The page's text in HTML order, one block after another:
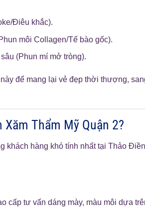
Điêu khắc).
môi Collagen/Tế bào gốc).
(Phun mí mở tròng).
để mang lại vẻ đẹp thời thượng,
Xăm Thẩm Mỹ Quận 2?
hàng khó tính nhất tại Thảo
cấp tư vấn dáng mày, màu môi dựa